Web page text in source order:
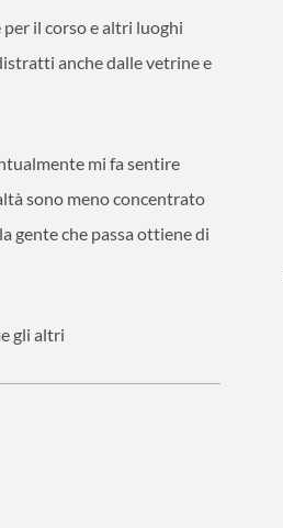
il corso e altri luoghi
anche dalle vetrine e
mi fa sentire
sono meno concentrato
gente che passa ottiene di
gli altri